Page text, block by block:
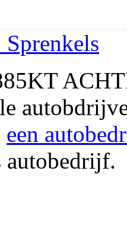
een
autobedrijf.